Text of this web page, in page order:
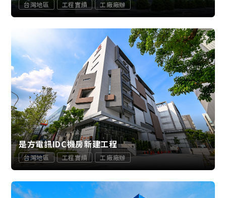
台灣地區 工程實績 工廠廠辦
是方電訊IDC機房新建工程
台灣地區 工程實績 工廠廠辦